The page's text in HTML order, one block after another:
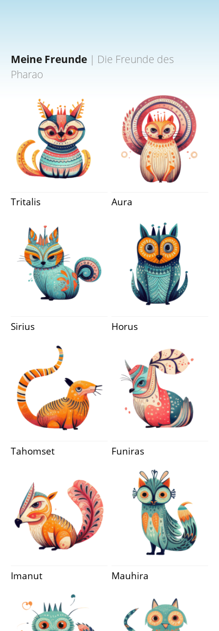
Meine Freunde | Die Freunde des
Pharao
Tritalis Aura
Sirius Horus
Tahomset Funiras
Imanut Mauhira